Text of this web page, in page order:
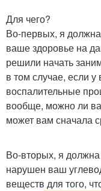
Для чего?
Во-первых, я должна
ваше здоровье на
решили начать
в том случае, если у
воспалительные
вообще, можно ли
может вам сначала
Во-вторых, я
нарушен ваш
веществ для того,